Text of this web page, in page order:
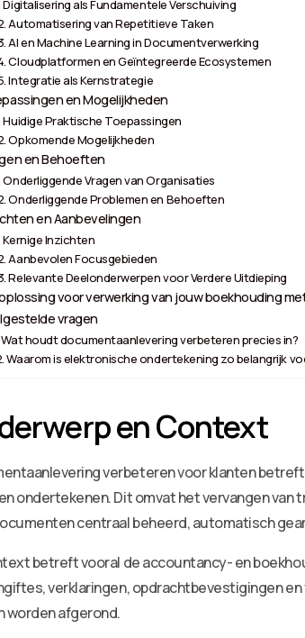
Digitalisering als Fundamentele Verschuiving
Automatisering van Repetitieve Taken
AI en Machine Learning in Documentverwerking
Cloudplatformen en Geïntegreerde Ecosystemen
Integratie als Kernstrategie
en Mogelijkheden
Huidige Praktische Toepassingen
Opkomende Mogelijkheden
en Behoeften
Onderliggende Vragen van Organisaties
Onderliggende Problemen en Behoeften
en Aanbevelingen
Kernige Inzichten
Aanbevolen Focusgebieden
Relevante Deelonderwerpen voor Verdere Uitdieping
voor verwerking van jouw boekhouding
vragen
Wat houdt documentaanlevering verbeteren precies in?
Waarom is elektronische ondertekening zo belangrijk
en Context
verbeteren voor klanten
ondertekenen. Dit omvat het vervangen
centraal beheerd, automatisch
betreft vooral de accountancy- en
verklaringen, opdrachtbevestigingen
worden afgerond.